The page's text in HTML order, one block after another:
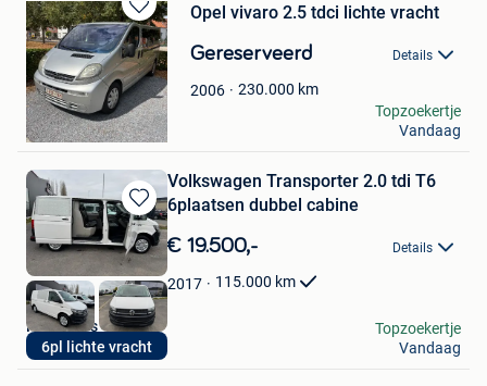
Bewaren
in
Mijn
Favorieten
Opel vivaro 2.5 tdci lichte vracht
Gereserveerd Details
2006 230.000 km
jo
Lanaken
Topzoekertje
Vandaag
Bewaren
in
Mijn
Favorieten
6pl lichte vracht
Volkswagen Transporter 2.0 tdi T6
6plaatsen dubbel cabine
€ 19.500,- Details
2017 115.000 km
PR Motors
Wervik
Topzoekertje
Vandaag